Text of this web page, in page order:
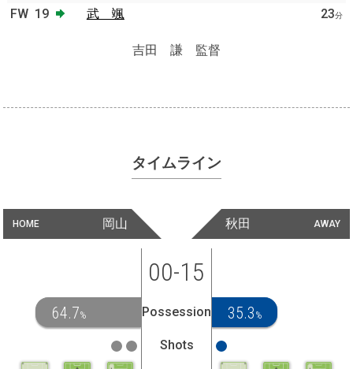
FW 19 武 颯 23分
吉田 謙 監督
タイムライン
HOME 岡山 AWAY
秋田
00-15
64.7% Possession 35.3 %
Shots